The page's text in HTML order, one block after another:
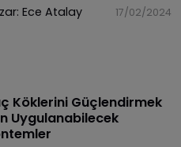
Ece Atalay 17/02/2024
Köklerini Güçlendirmek
Uygulanabilecek